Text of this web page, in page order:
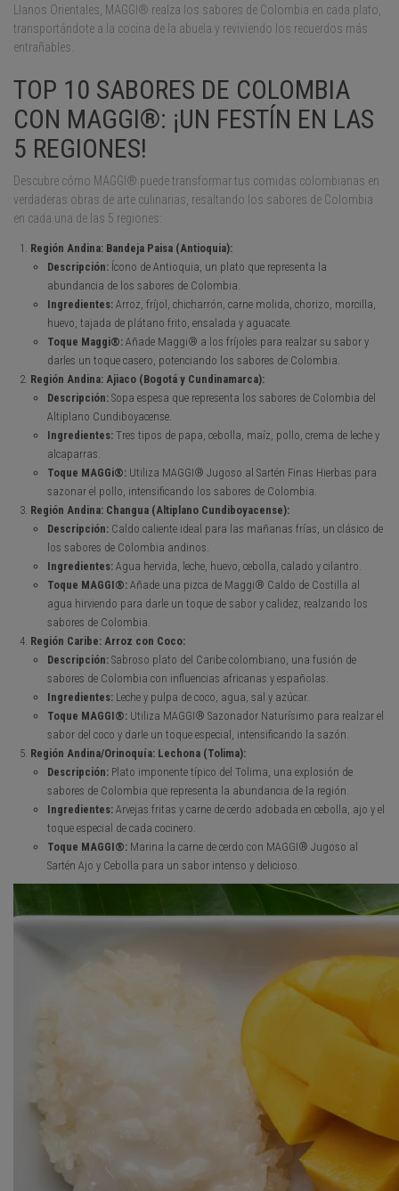
Llanos Orientales, MAGGI® realza los sabores de Colombia en cada plato,
transportándote a la cocina de la abuela y reviviendo los recuerdos más
entrañables.
TOP 10 SABORES DE COLOMBIA
CON MAGGI®: ¡UN FESTÍN EN LAS
5 REGIONES!
Descubre cómo MAGGI® puede transformar tus comidas colombianas en
verdaderas obras de arte culinarias, resaltando los sabores de Colombia
en cada una de las 5 regiones:
Región Andina: Bandeja Paisa (Antioquia):
Descripción:Ícono de Antioquia, un plato que representa la
abundancia de los sabores de Colombia.
Ingredientes:Arroz, fríjol, chicharrón, carne molida, chorizo, morcilla,
huevo, tajada de plátano frito, ensalada y aguacate.
Toque Maggi®:Añade Maggi® a los fríjoles para realzar su sabor y
darles un toque casero, potenciando los sabores de Colombia.
Región Andina: Ajiaco (Bogotá y Cundinamarca):
Descripción:Sopa espesa que representa los sabores de Colombia del
Altiplano Cundiboyacense.
Ingredientes:Tres tipos de papa, cebolla, maíz, pollo, crema de leche y
alcaparras.
Toque MAGGi®:Utiliza MAGGI® Jugoso al Sartén Finas Hierbas para
sazonar el pollo, intensificando los sabores de Colombia.
Región Andina: Changua (Altiplano Cundiboyacense):
Descripción:Caldo caliente ideal para las mañanas frías, un clásico de
los sabores de Colombia andinos.
Ingredientes:Agua hervida, leche, huevo, cebolla, calado y cilantro.
Toque MAGGI®:Añade una pizca de Maggi® Caldo de Costilla al
agua hirviendo para darle un toque de sabor y calidez, realzando los
sabores de Colombia.
Región Caribe: Arroz con Coco:
Descripción:Sabroso plato del Caribe colombiano, una fusión de
sabores de Colombia con influencias africanas y españolas.
Ingredientes:Leche y pulpa de coco, agua, sal y azúcar.
Toque MAGGI®:Utiliza MAGGI® Sazonador Naturísimo para realzar el
sabor del coco y darle un toque especial, intensificando la sazón.
Región Andina/Orinoquía: Lechona (Tolima):
Descripción:Plato imponente típico del Tolima, una explosión de
sabores de Colombia que representa la abundancia de la región.
Ingredientes:Arvejas fritas y carne de cerdo adobada en cebolla, ajo y el
toque especial de cada cocinero.
Toque MAGGI®:Marina la carne de cerdo con MAGGI® Jugoso al
Sartén Ajo y Cebolla para un sabor intenso y delicioso.